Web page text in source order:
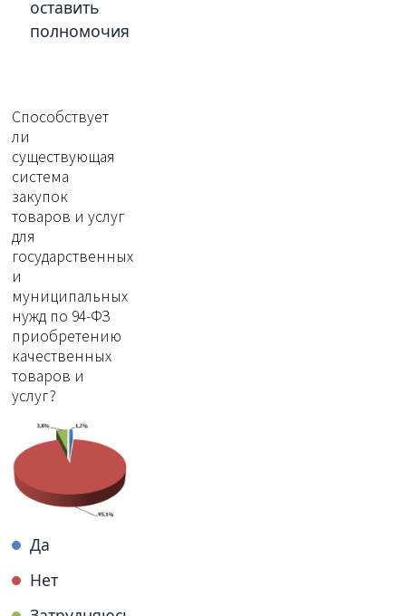
оставить
полномочия
Способствует
ли
существующая
система
закупок
товаров и услуг
для
государственных
и
муниципальных
нужд по 94-ФЗ
приобретению
качественных
товаров и
услуг?
Да
Нет